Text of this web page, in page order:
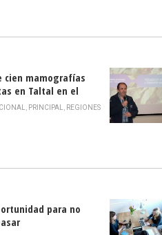
cien mamografías
en Taltal en el
la prevención del
mama
, PRINCIPAL, REGIONES
para no